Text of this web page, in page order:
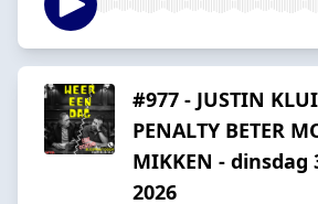
#977 - JUSTIN
PENALTY BETER
MIKKEN - dinsdag
2026